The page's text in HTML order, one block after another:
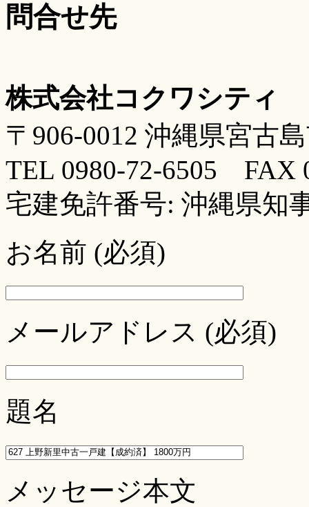
問合せ先
株式会社コクワシティ
〒906-0012 沖縄県宮古
TEL 0980-72-6505 FAX
宅建免許番号: 沖縄県知
お名前 (必須)
メールアドレス (必須)
題名
メッセージ本文